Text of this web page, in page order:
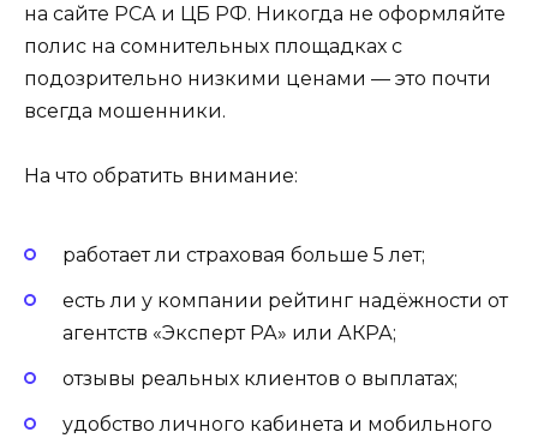
на сайте РСА и ЦБ РФ. Никогда не оформляйте
полис на сомнительных площадках с
подозрительно низкими ценами — это почти
всегда мошенники.
На что обратить внимание:
работает ли страховая больше 5 лет;
есть ли у компании рейтинг надёжности от
агентств «Эксперт РА» или АКРА;
отзывы реальных клиентов о выплатах;
удобство личного кабинета и мобильного